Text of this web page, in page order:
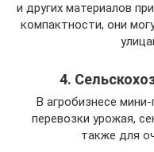
и других материалов
компактности, они
4.
В агробизнесе
перевозки урожая,
также для